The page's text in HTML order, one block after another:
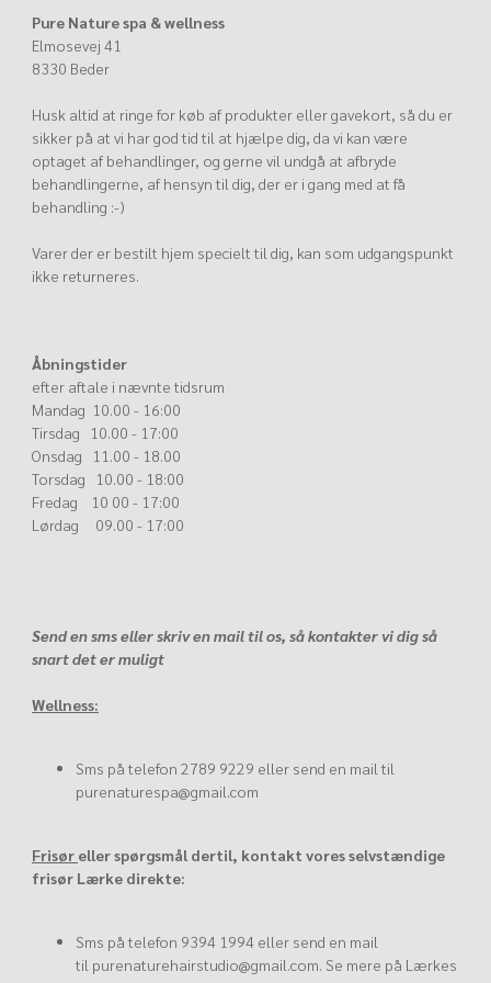
Pure Nature spa & wellness
Elmosevej 41
8330 Beder
Husk altid at ringe for køb af produkter eller gavekort, så du er
sikker på at vi har god tid til at hjælpe dig, da vi kan være
optaget af behandlinger, og gerne vil undgå at afbryde
behandlingerne, af hensyn til dig, der er i gang med at få
behandling :-)
Varer der er bestilt hjem specielt til dig, kan som udgangspunkt
ikke returneres.
Åbningstider
efter aftale i nævnte tidsrum
Mandag 10.00 - 16:00
Tirsdag 10.00 - 17:00
Onsdag 11.00 - 18.00
Torsdag 10.00 - 18:00
Fredag 10 00 - 17:00
Lørdag 09.00 - 17:00
Send en sms eller skriv en mail til os, så kontakter vi dig så
snart det er muligt
Wellness:
Sms på telefon 2789 9229 eller send en mail til
purenaturespa@gmail.com
Frisør eller spørgsmål dertil, kontakt vores selvstændige
frisør Lærke direkte:
Sms på telefon 9394 1994 eller send en mail
til purenaturehairstudio@gmail.com. Se mere på Lærkes